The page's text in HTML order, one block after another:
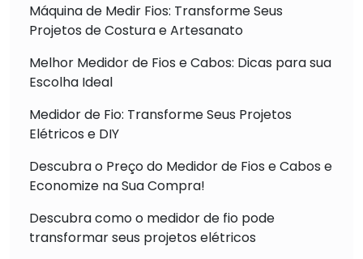
Máquina de Medir Fios: Transforme Seus
Projetos de Costura e Artesanato
Melhor Medidor de Fios e Cabos: Dicas para sua
Escolha Ideal
Medidor de Fio: Transforme Seus Projetos
Elétricos e DIY
Descubra o Preço do Medidor de Fios e Cabos e
Economize na Sua Compra!
Descubra como o medidor de fio pode
transformar seus projetos elétricos